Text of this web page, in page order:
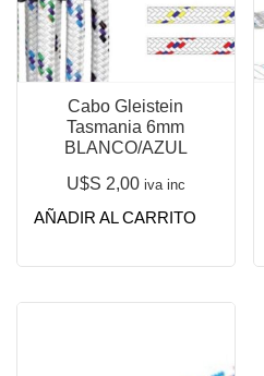
Cabo Gleistein
Tasmania 6mm
BLANCO/AZUL
U$S 2,00 iva inc
AÑADIR AL CARRITO